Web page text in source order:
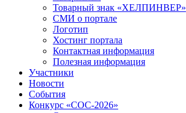
Товарный знак «ХЕЛПИНВЕР»
СМИ о портале
Логотип
Хостинг портала
Контактная информация
Полезная информация
Участники
Новости
События
Конкурс «СОС-2026»